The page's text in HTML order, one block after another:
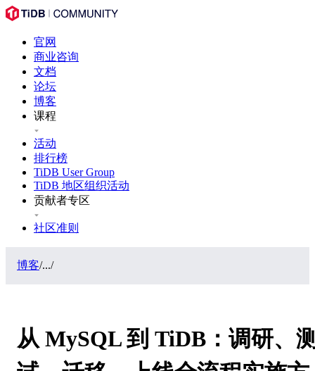
官网
商业咨询
文档
论坛
博客
课程
活动
排行榜
TiDB User Group
TiDB 地区组织活动
贡献者专区
社区准则
博客/.../
从 MySQL 到 TiDB：调研、